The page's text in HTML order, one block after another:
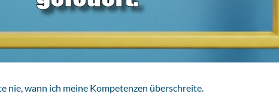
nie, wann ich meine Kompetenzen überschreite.